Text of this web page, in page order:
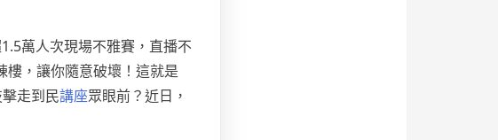
萬人次現場不雅賽，直播不
樓，讓你隨意破壞！這就是
走到民講座眾眼前？近日，